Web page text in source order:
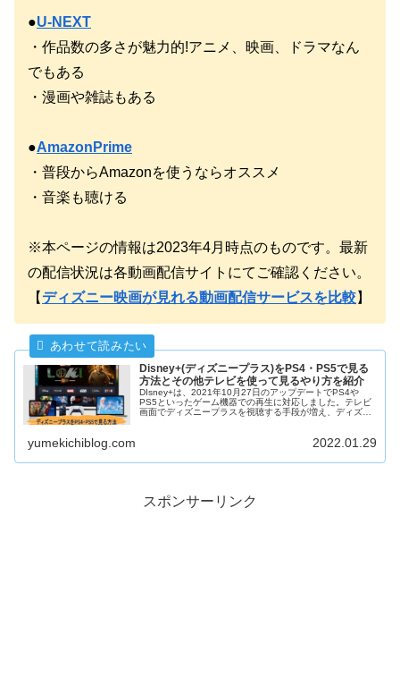
●U-NEXT
・作品数の多さが魅力的!アニメ、映画、ドラマなん
でもある
・漫画や雑誌もある
●AmazonPrime
・普段からAmazonを使うならオススメ
・音楽も聴ける
※本ページの情報は2023年4月時点のものです。最新
の配信状況は各動画配信サイトにてご確認ください。
【 ディズニー映画が見れる動画配信サービスを比較】
Disney+(ディズニープラス)をPS4・PS5で見る
方法とその他テレビを使って見るやり方を紹介
DIsney+は、2021年10月27日のアップデートでPS4や
PS5といったゲーム機器での再生に対応しました。テレビ
画面でディズニープラスを視聴する手段が増え、ディズニ
yumekichiblog.com 2022.01.29
スポンサーリンク